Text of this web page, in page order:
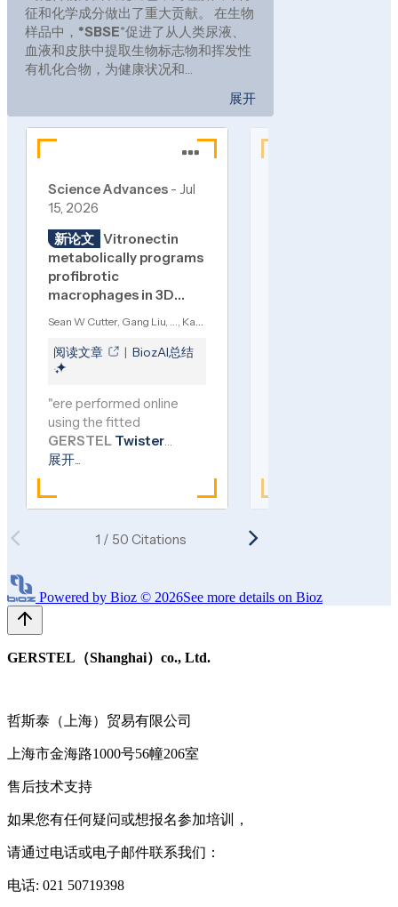
Powered by Bioz © 2026See more details on Bioz
GERSTEL（Shanghai）co., Ltd.
哲斯泰（上海）贸易有限公司
上海市金海路1000号56幢206室
售后技术支持
如果您有任何疑问或想报名参加培训，
请通过电话或电子邮件联系我们：
电话: 021 50719398